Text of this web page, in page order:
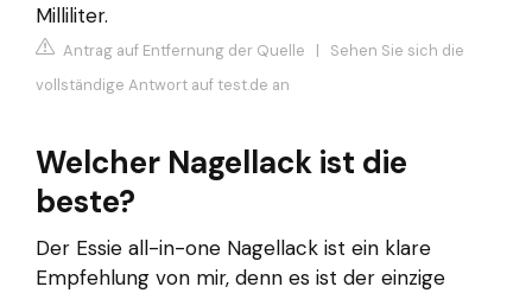
Milliliter.
Antrag auf Entfernung der Quelle | Sehen Sie sich die
vollständige Antwort auf test.de an
Welcher Nagellack ist die
beste?
Der Essie all-in-one Nagellack ist ein klare
Empfehlung von mir, denn es ist der einzige